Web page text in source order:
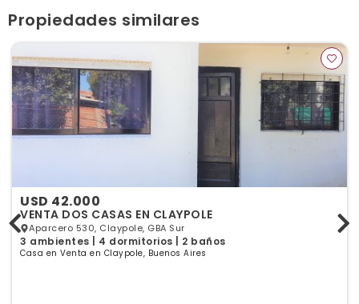
Propiedades similares
USD 42.000
VENTA DOS CASAS EN CLAYPOLE
Aparcero 530, Claypole, GBA Sur
3 ambientes | 4 dormitorios | 2 baños
Casa en Venta en Claypole, Buenos Aires